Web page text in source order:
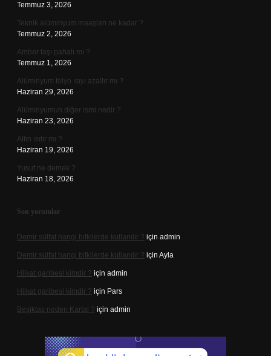
Temmuz 3, 2026
Teknik alüminyum maaşları ne kadar ?
Temmuz 2, 2026
Amber taşı pahalı mı ?
Temmuz 1, 2026
Alüminyum folyo ısıyı azaltır mı ?
Haziran 29, 2026
Alüminyumun diğer ismi nedir ?
Haziran 23, 2026
Altın ısıtır mı ?
Haziran 19, 2026
Yusuf ne demek ?
Haziran 18, 2026
Son yorumlar
Demir sülfat hangi bitkilerde kullanılır ? için admin
Demir sülfat hangi bitkilerde kullanılır ? için Ayla
Hilkat garibesi kimdir ? için admin
Hilkat garibesi kimdir ? için Pars
Beşiktaş neden Kartal ? için admin